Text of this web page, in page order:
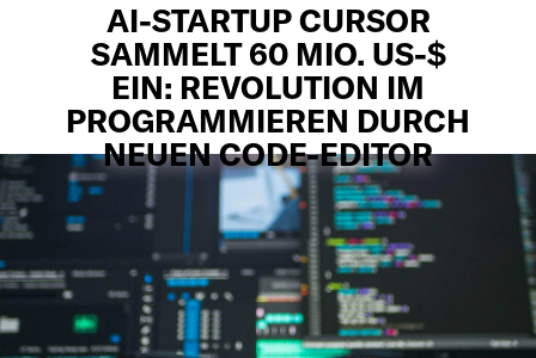
AI-STARTUP CURSOR
SAMMELT 60 MIO. US-$
EIN: REVOLUTION IM
PROGRAMMIEREN DURCH
NEUEN CODE-EDITOR